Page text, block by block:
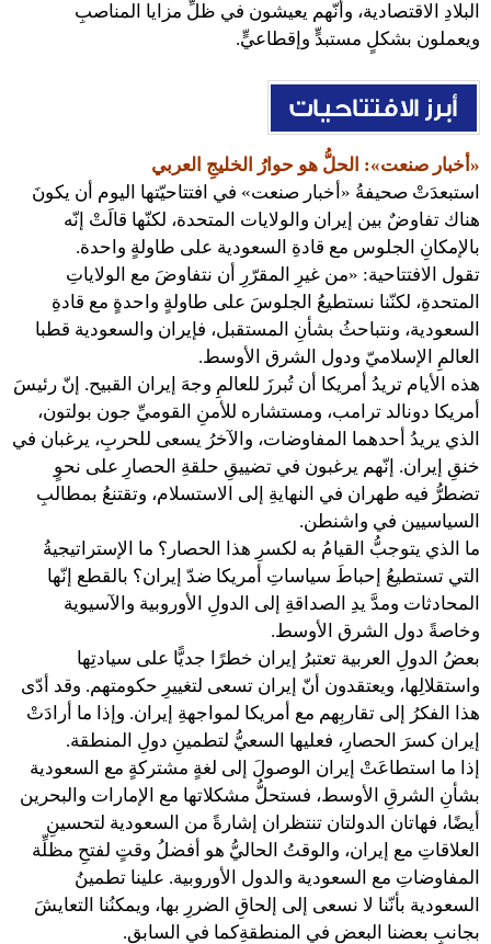
البلادِ الاقتصادية، وأنّهم يعيشون في ظلِّ مزايا المناصبِ
ويعملون بشكلٍ مستبدٍّ وإقطاعيٍّ.
«أخبار صنعت»: الحلُّ هو حوارُ الخليجِ العربي
استبعدَتْ صحيفةُ «أخبار صنعت» في افتتاحيّتها اليوم أن يكونَ
هناك تفاوضٌ بين إيران والولايات المتحدة، لكنّها قالَتْ إنّه
بالإمكانِ الجلوس مع قادةِ السعودية على طاولةٍ واحدة.
تقول الافتتاحية: «من غيرِ المقرّرِ أن نتفاوضَ مع الولاياتِ
المتحدةِ، لكنّنا نستطيعُ الجلوسَ على طاولةٍ واحدةٍ مع قادةِ
السعودية، ونتباحثُ بشأنِ المستقبل، فإيران والسعودية قطبا
العالمِ الإسلاميّ ودول الشرق الأوسط.
هذه الأيام تريدُ أمريكا أن تُبرزَ للعالمِ وجهَ إيران القبيح. إنّ رئيسَ
أمريكا دونالد ترامب، ومستشاره للأمنِ القوميِّ جون بولتون،
الذي يريدُ أحدهما المفاوضات، والآخرُ يسعى للحربِ، يرغبان في
خنقِ إيران. إنّهم يرغبون في تضييقِ حلقةِ الحصارِ على نحوٍ
تضطرُّ فيه طهران في النهايةِ إلى الاستسلام، وتقتنعُ بمطالبِ
السياسيين في واشنطن.
ما الذي يتوجبُّ القيامُ به لكسرِ هذا الحصار؟ ما الإستراتيجيةُ
التي تستطيعُ إحباطَ سياساتِ أمريكا ضدّ إيران؟ بالقطع إنّها
المحادثات ومدَّ يدِ الصداقةِ إلى الدولِ الأوروبية والآسيوية
وخاصةً دول الشرق الأوسط.
بعضُ الدولِ العربية تعتبرُ إيران خطرًا جديًّا على سيادتِها
واستقلالِها، ويعتقدون أنّ إيران تسعى لتغييرِ حكومتهم. وقد أدّى
هذا الفكرُ إلى تقاربِهم مع أمريكا لمواجهةِ إيران. وإذا ما أرادَتْ
إيران كسرَ الحصارِ، فعليها السعيُّ لتطمينِ دولِ المنطقة.
إذا ما استطاعَتْ إيران الوصولَ إلى لغةٍ مشتركةٍ مع السعودية
بشأنِ الشرقِ الأوسط، فستحلُّ مشكلاتها مع الإمارات والبحرين
أيضًا، فهاتان الدولتان تنتظران إشارةً من السعودية لتحسينِ
العلاقاتِ مع إيران، والوقتُ الحاليُّ هو أفضلُ وقتٍ لفتحِ مظلِّة
المفاوضاتِ مع السعودية والدول الأوروبية. علينا تطمينُ
السعودية بأنّنا لا نسعى إلى إلحاقِ الضررِ بها، ويمكنُنا التعايشَ
بجانبِ بعضنا البعض في المنطقةِكما في السابق.